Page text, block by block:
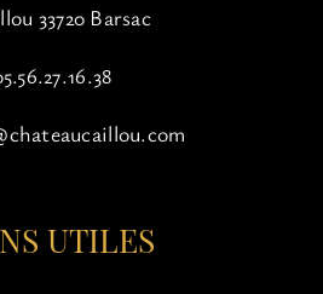
33720 Barsac
UTILES